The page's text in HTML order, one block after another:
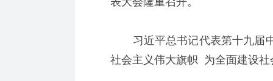
习近平总书记代表第十九届中
社会主义伟大旗帜 为全面建设